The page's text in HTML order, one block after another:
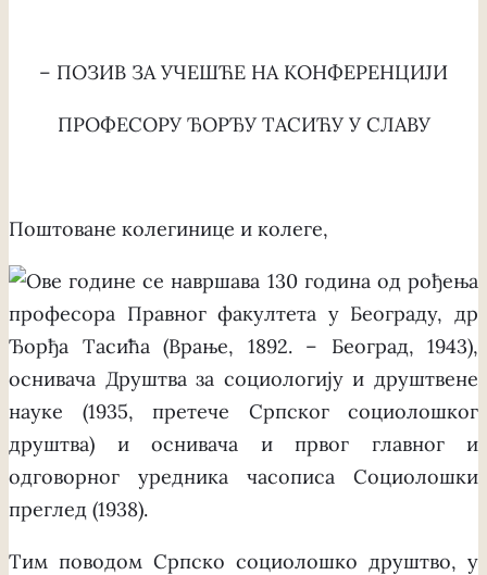
– ПОЗИВ ЗА УЧЕШЋЕ НА КОНФЕРЕНЦИЈИ
ПРОФЕСОРУ ЂОРЂУ ТАСИЋУ У СЛАВУ
Поштоване колегинице и колеге,
Ове године се навршава 130 година од рођења
професора Правног факултета у Београду, др
Ђорђа Тасића (Врање, 1892. – Београд, 1943),
оснивача Друштва за социологију и друштвене
науке (1935, претече Српског социолошког
друштва) и оснивача и првог главног и
одговорног уредника часописа Социолошки
преглед (1938).
Тим поводом Српско социолошко друштво, у